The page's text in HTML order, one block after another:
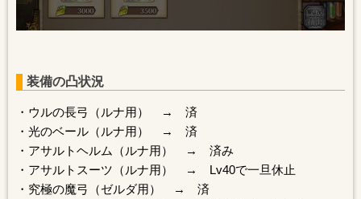
装備の凸状況
・ウルの長弓（ルナ用） → 済
・光のベール（ルナ用） → 済
・アサルトヘルム（ルナ用） → 済み
・アサルトスーツ（ルナ用） → Lv40で一旦休止
・究極の魔弓（ゼルダ用） → 済